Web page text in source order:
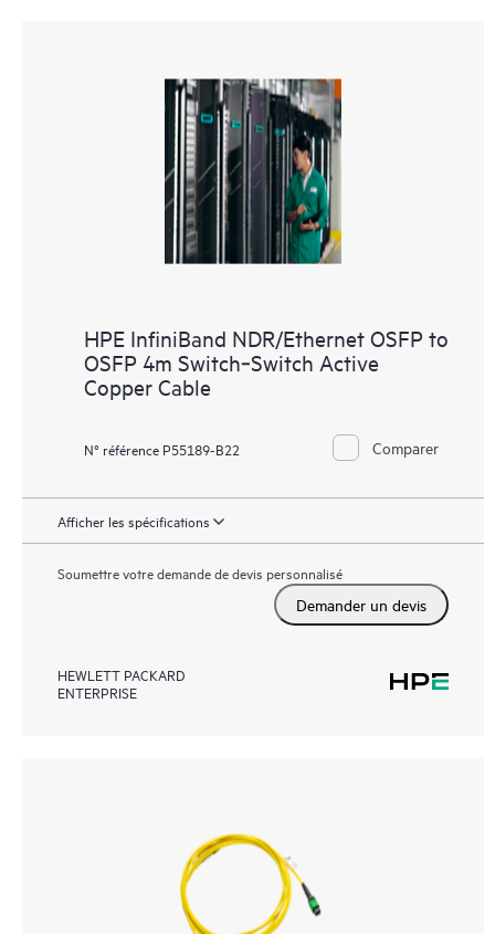
HPE InfiniBand NDR/Ethernet OSFP to
OSFP 4m Switch‑Switch Active
Copper Cable
N° référence P55189-B22 Comparer
Afficher les spécifications
Soumettre votre demande de devis personnalisé
Demander un devis
HEWLETT PACKARD
ENTERPRISE